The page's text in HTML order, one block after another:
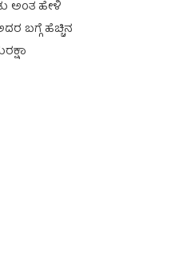
ಅಂತ ಹೇಳಿ
ಬಗ್ಗೆ ಹೆಚ್ಚಿನ